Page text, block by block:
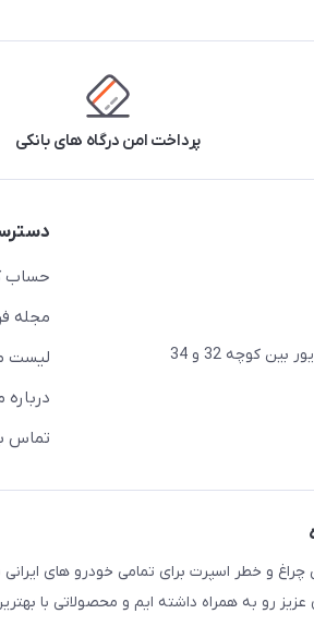
پرداخت امن درگاه های بانکی
کوچه 32 و 34
حساب
مجله
لیست
درباره
تماس
رو به همراه داشته ایم و محصولاتی با